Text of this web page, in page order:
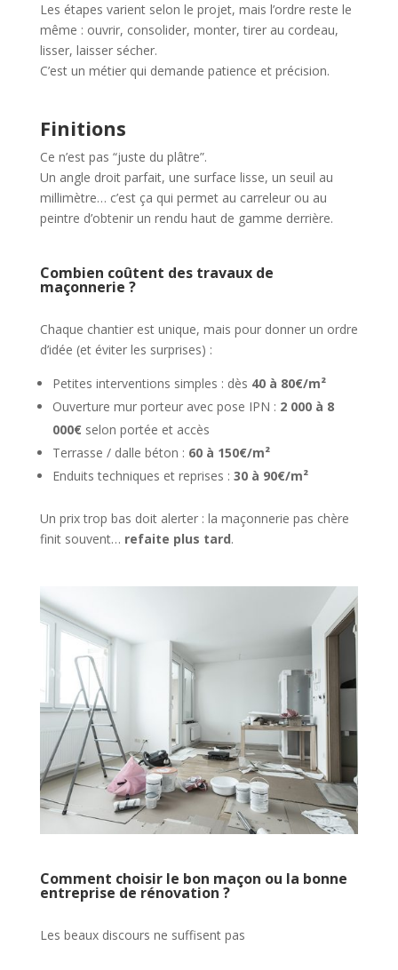
Les étapes varient selon le projet, mais l’ordre reste le
même : ouvrir, consolider, monter, tirer au cordeau,
lisser, laisser sécher.
C’est un métier qui demande patience et précision.
Finitions
Ce n’est pas “juste du plâtre”.
Un angle droit parfait, une surface lisse, un seuil au
millimètre… c’est ça qui permet au carreleur ou au
peintre d’obtenir un rendu haut de gamme derrière.
Combien coûtent des travaux de
maçonnerie ?
Chaque chantier est unique, mais pour donner un ordre
d’idée (et éviter les surprises) :
Petites interventions simples : dès 40 à 80€/m²
Ouverture mur porteur avec pose IPN : 2 000 à 8
000€selon portée et accès
Terrasse / dalle béton : 60 à 150€/m²
Enduits techniques et reprises : 30 à 90€/m²
Un prix trop bas doit alerter : la maçonnerie pas chère
finit souvent… refaite plus tard.
Comment choisir le bon maçon ou la bonne
entreprise de rénovation ?
Les beaux discours ne suffisent pas